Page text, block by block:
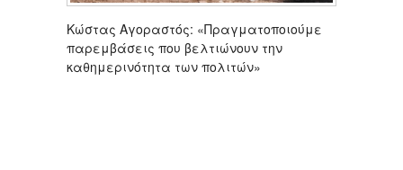
Κώστας Αγοραστός: «Πραγματοποιούμε
παρεμβάσεις που βελτιώνουν την
καθημερινότητα των πολιτών»